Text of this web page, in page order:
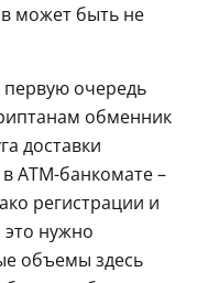
может быть не
первую очередь
обменник
доставки
АТМ-банкомате –
регистрации и
нужно
объемы здесь